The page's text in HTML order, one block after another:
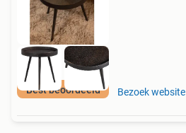
Best beoordeeld Bezoek website